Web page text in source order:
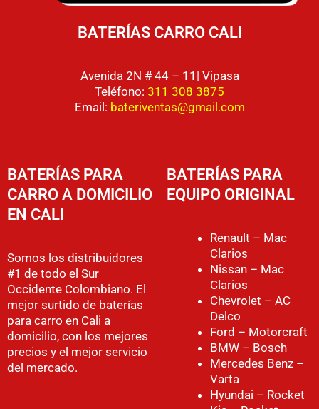
BATERÍAS CARRO CALI
Avenida 2N # 44 – 11| Vipasa
Teléfono: 311 308 3875
Email: bateriventas@gmail.com
BATERÍAS PARA
CARRO A DOMICILIO
EN CALI
Somos los distribuidores
#1 de todo el Sur
Occidente Colombiano. El
mejor surtido de baterías
para carro en Cali a
domicilio, con los mejores
precios y el mejor servicio
del mercado.
BATERÍAS PARA
EQUIPO ORIGINAL
Renault – Mac
Clarios
Nissan – Mac
Clarios
Chevrolet – AC
Delco
Ford – Motorcraft
BMW – Bosch
Mercedes Benz –
Varta
Hyundai – Rocket